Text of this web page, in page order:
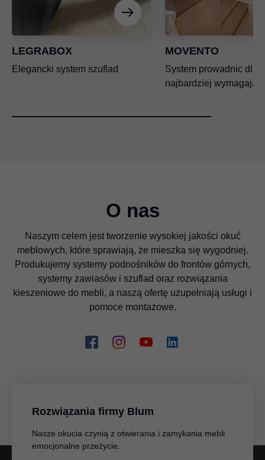
LEGRABOX
Elegancki system szuflad
MOVENTO
System prowadnic dla
najbardziej
O nas
Naszym celem jest tworzenie wysokiej jakości okuć
meblowych, które sprawiają, że mieszka się wygodniej.
Produkujemy systemy podnośników do frontów górnych,
systemy zawiasów i szuflad oraz rozwiązania
kieszeniowe do mebli, a naszą ofertę uzupełniają usługi i
pomoce montażowe.
Rozwiązania firmy Blum
Nasze okucia czynią z otwierania i zamykania mebli
emocjonalne przeżycie.